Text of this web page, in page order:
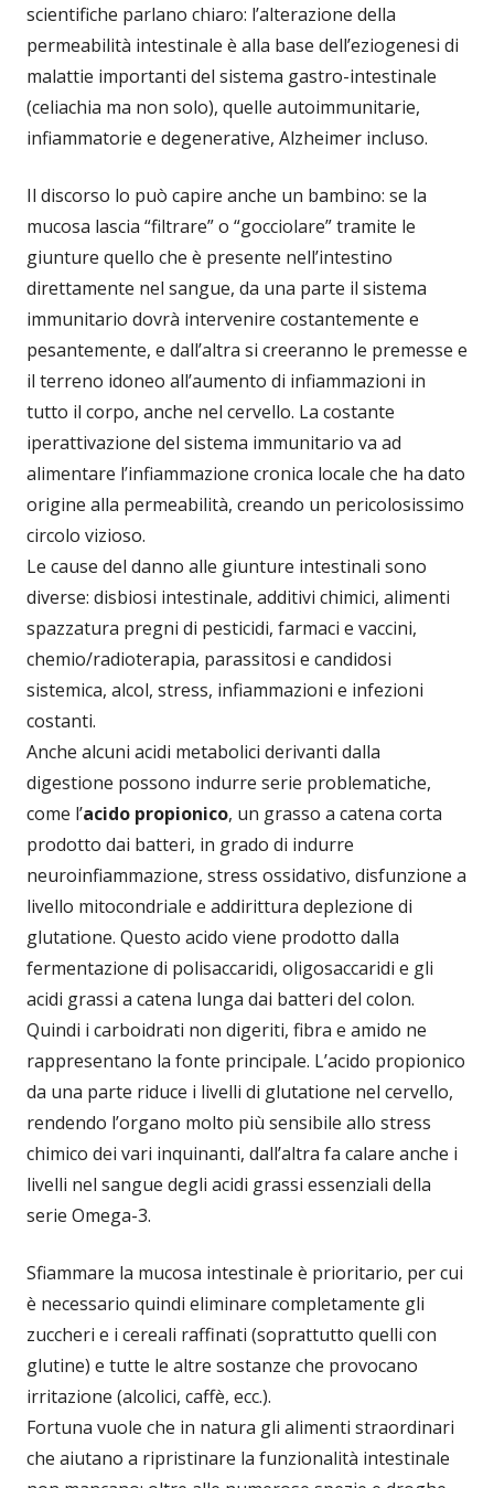
scientifiche parlano chiaro: l’alterazione della
permeabilità intestinale è alla base dell’eziogenesi di
malattie importanti del sistema gastro-intestinale
(celiachia ma non solo), quelle autoimmunitarie,
infiammatorie e degenerative, Alzheimer incluso.
Il discorso lo può capire anche un bambino: se la
mucosa lascia “filtrare” o “gocciolare” tramite le
giunture quello che è presente nell’intestino
direttamente nel sangue, da una parte il sistema
immunitario dovrà intervenire costantemente e
pesantemente, e dall’altra si creeranno le premesse e
il terreno idoneo all’aumento di infiammazioni in
tutto il corpo, anche nel cervello. La costante
iperattivazione del sistema immunitario va ad
alimentare l’infiammazione cronica locale che ha dato
origine alla permeabilità, creando un pericolosissimo
circolo vizioso.
Le cause del danno alle giunture intestinali sono
diverse: disbiosi intestinale, additivi chimici, alimenti
spazzatura pregni di pesticidi, farmaci e vaccini,
chemio/radioterapia, parassitosi e candidosi
sistemica, alcol, stress, infiammazioni e infezioni
costanti.
Anche alcuni acidi metabolici derivanti dalla
digestione possono indurre serie problematiche,
come l’acido propionico, un grasso a catena corta
prodotto dai batteri, in grado di indurre
neuroinfiammazione, stress ossidativo, disfunzione a
livello mitocondriale e addirittura deplezione di
glutatione. Questo acido viene prodotto dalla
fermentazione di polisaccaridi, oligosaccaridi e gli
acidi grassi a catena lunga dai batteri del colon.
Quindi i carboidrati non digeriti, fibra e amido ne
rappresentano la fonte principale. L’acido propionico
da una parte riduce i livelli di glutatione nel cervello,
rendendo l’organo molto più sensibile allo stress
chimico dei vari inquinanti, dall’altra fa calare anche i
livelli nel sangue degli acidi grassi essenziali della
serie Omega-3.
Sfiammare la mucosa intestinale è prioritario, per cui
è necessario quindi eliminare completamente gli
zuccheri e i cereali raffinati (soprattutto quelli con
glutine) e tutte le altre sostanze che provocano
irritazione (alcolici, caffè, ecc.).
Fortuna vuole che in natura gli alimenti straordinari
che aiutano a ripristinare la funzionalità intestinale